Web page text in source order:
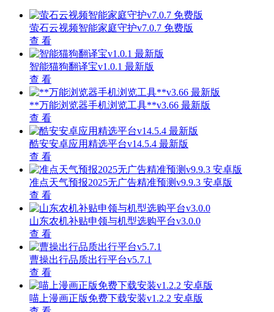
萤石云视频智能家庭守护v7.0.7 免费版
查 看
智能猫狗翻译宝v1.0.1 最新版
查 看
**万能浏览器手机浏览工具**v3.66 最新版
查 看
酷安安卓应用精选平台v14.5.4 最新版
查 看
准点天气预报2025无广告精准预测v9.9.3 安卓版
查 看
山东农机补贴申领与机型选购平台v3.0.0
查 看
曹操出行品质出行平台v5.7.1
查 看
喵上漫画正版免费下载安装v1.2.2 安卓版